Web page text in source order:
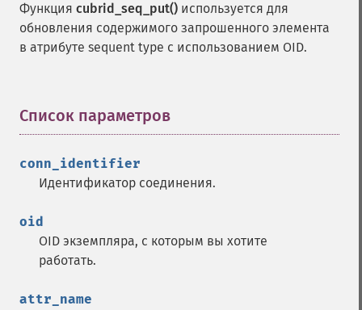
Функция cubrid_seq_put() используется для
обновления содержимого запрошенного элемента
в атрибуте sequent type с использованием OID.
Список параметров
conn_identifier
Идентификатор соединения.
oid
OID экземпляра, с которым вы хотите
работать.
attr_name